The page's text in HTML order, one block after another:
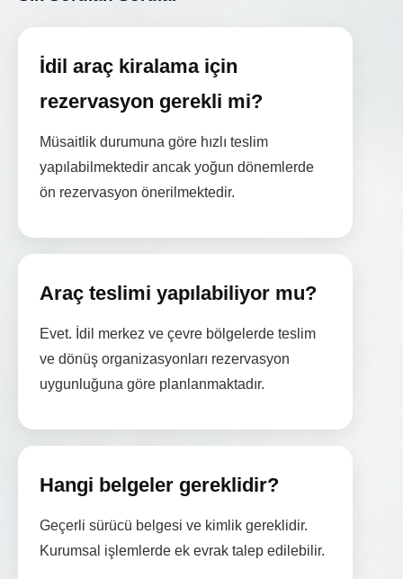
İdil araç kiralama için
rezervasyon gerekli mi?
Müsaitlik durumuna göre hızlı teslim
yapılabilmektedir ancak yoğun dönemlerde
ön rezervasyon önerilmektedir.
Araç teslimi yapılabiliyor mu?
Evet. İdil merkez ve çevre bölgelerde teslim
ve dönüş organizasyonları rezervasyon
uygunluğuna göre planlanmaktadır.
Hangi belgeler gereklidir?
Geçerli sürücü belgesi ve kimlik gereklidir.
Kurumsal işlemlerde ek evrak talep edilebilir.